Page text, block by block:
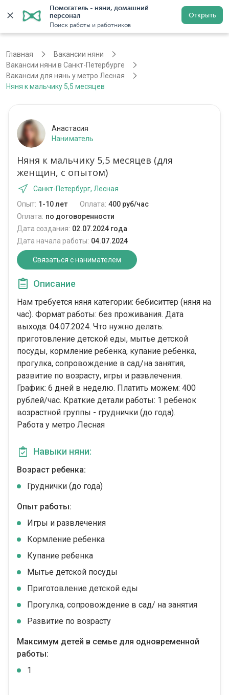
Помогатель - няни, домашний
персонал
Поиск работы и работников
Открыть
Санкт-Петербург Регистрация
Главная
Вакансии няни
Вакансии няни в Санкт-Петербурге
Вакансии для нянь у метро Лесная
Няня к мальчику 5,5 месяцев
Анастасия
Наниматель
Няня к мальчику 5,5 месяцев (для
женщин, с опытом)
Санкт-Петербург, Лесная
Опыт: 1-10 лет Оплата: 400 руб/час
Оплата: по договоренности
Дата создания: 02.07.2024 года
Дата начала работы: 04.07.2024
Связаться с нанимателем
Описание
Нам требуется няня категории: бебиситтер (няня на
час). Формат работы: без проживания. Дата
выхода: 04.07.2024. Что нужно делать:
приготовление детской еды, мытье детской
посуды, кормление ребенка, купание ребенка,
прогулка, сопровождение в сад/на занятия,
развитие по возрасту, игры и развлечения.
График: 6 дней в неделю. Платить можем: 400
рублей/час. Краткие детали работы: 1 ребенок
возрастной группы - груднички (до года).
Работа у метро Лесная
Навыки няни:
Возраст ребенка:
Груднички (до года)
Опыт работы:
Игры и развлечения
Кормление ребенка
Купание ребенка
Мытье детской посуды
Приготовление детской еды
Прогулка, сопровождение в сад/ на занятия
Развитие по возрасту
Максимум детей в семье для одновременной
работы:
1